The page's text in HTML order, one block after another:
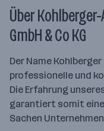
Über
GmbH & Co KG
Der Name
professionelle und
Die Erfahrung
garantiert somit
Sachen